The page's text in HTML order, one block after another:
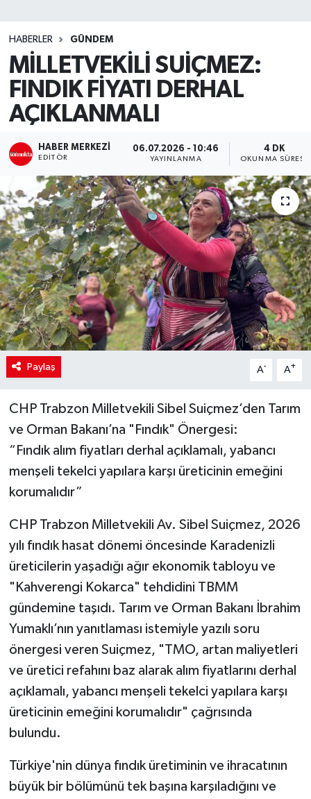
HABERLER GÜNDEM
MİLLETVEKİLİ SUİÇMEZ:
FINDIK FİYATI DERHAL
AÇIKLANMALI
HABER MERKEZI
EDITÖR
06.07.2026 - 10:46
YAYINLANMA
4 DK
OKUNMA SÜRESI
Paylaş A- A+
CHP Trabzon Milletvekili Sibel Suiçmez’den Tarım
ve Orman Bakanı’na "Fındık" Önergesi:
“Fındık alım fiyatları derhal açıklamalı, yabancı
menşeli tekelci yapılara karşı üreticinin emeğini
korumalıdır”
CHP Trabzon Milletvekili Av. Sibel Suiçmez, 2026
yılı fındık hasat dönemi öncesinde Karadenizli
üreticilerin yaşadığı ağır ekonomik tabloyu ve
"Kahverengi Kokarca" tehdidini TBMM
gündemine taşıdı. Tarım ve Orman Bakanı İbrahim
Yumaklı’nın yanıtlaması istemiyle yazılı soru
önergesi veren Suiçmez, "TMO, artan maliyetleri
ve üretici refahını baz alarak alım fiyatlarını derhal
açıklamalı, yabancı menşeli tekelci yapılara karşı
üreticinin emeğini korumalıdır" çağrısında
bulundu.
Türkiye'nin dünya fındık üretiminin ve ihracatının
büyük bir bölümünü tek başına karşıladığını ve
Teknoloji
TRABZON